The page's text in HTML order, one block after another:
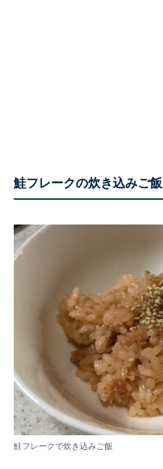
鮭フレークの炊き込みご飯
鮭フレークで炊き込みご飯